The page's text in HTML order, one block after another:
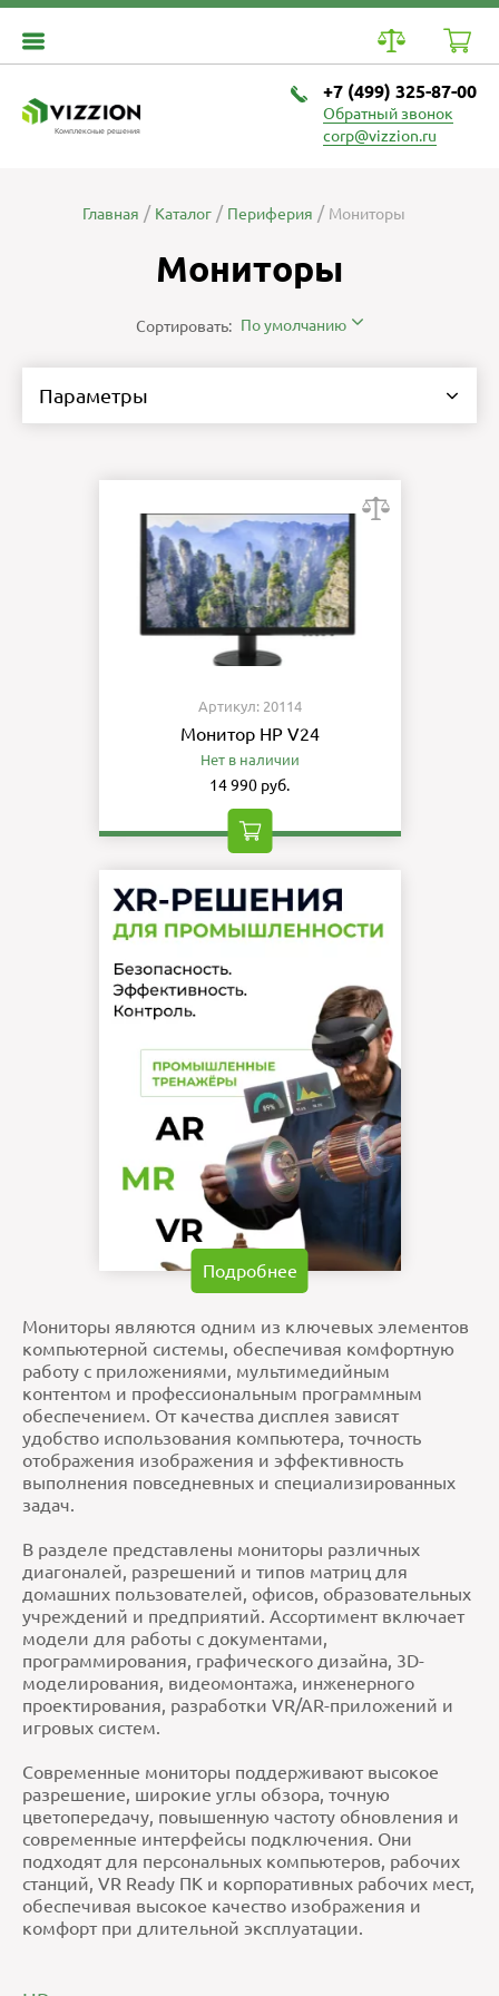
Комплексные решения
+7 (499) 325-87-00
Обратный звонок
corp@vizzion.ru
Главная Каталог Периферия Мониторы
Мониторы
Сортировать: По умолчанию
Артикул: 20114
Монитор HP V24
Нет в наличии
14 990 руб.
Подробнее
Параметры
Мониторы являются одним из ключевых элементов
компьютерной системы, обеспечивая комфортную
работу с приложениями, мультимедийным
контентом и профессиональным программным
обеспечением. От качества дисплея зависят
удобство использования компьютера, точность
отображения изображения и эффективность
выполнения повседневных и специализированных
задач.
В разделе представлены мониторы различных
диагоналей, разрешений и типов матриц для
домашних пользователей, офисов, образовательных
учреждений и предприятий. Ассортимент включает
модели для работы с документами,
программирования, графического дизайна, 3D-
моделирования, видеомонтажа, инженерного
проектирования, разработки VR/AR-приложений и
игровых систем.
Современные мониторы поддерживают высокое
разрешение, широкие углы обзора, точную
цветопередачу, повышенную частоту обновления и
современные интерфейсы подключения. Они
подходят для персональных компьютеров, рабочих
станций, VR Ready ПК и корпоративных рабочих мест,
обеспечивая высокое качество изображения и
комфорт при длительной эксплуатации.